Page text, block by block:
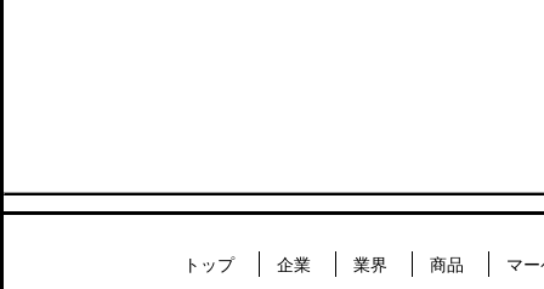
トップ 企業 業界 商品 マ